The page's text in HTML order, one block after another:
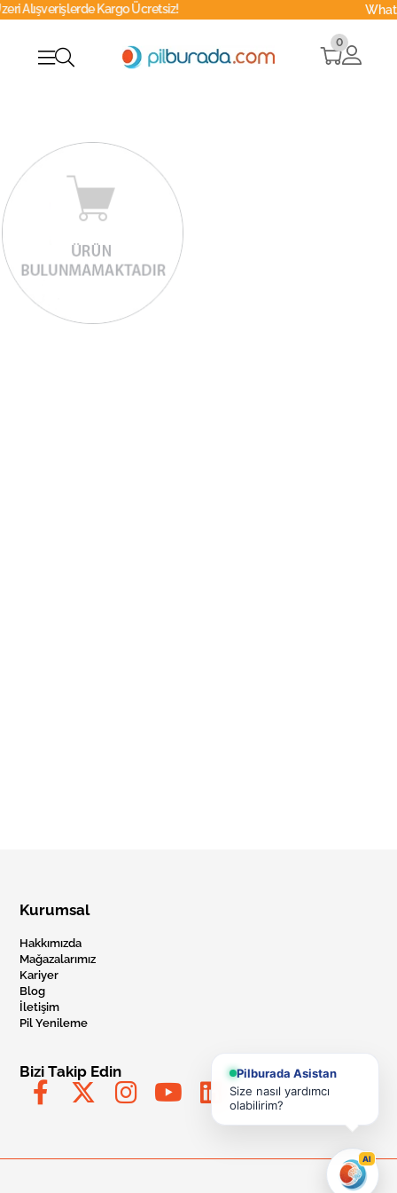
Kargo Ücretsiz! Whatsapp
0
Kurumsal
Hakkımızda
Mağazalarımız
Kariyer
Blog
İletişim
Pil Yenileme
Bizi Takip Edin
Pilburada Asistan
Size nasıl yardımcı
olabilirim?
AI